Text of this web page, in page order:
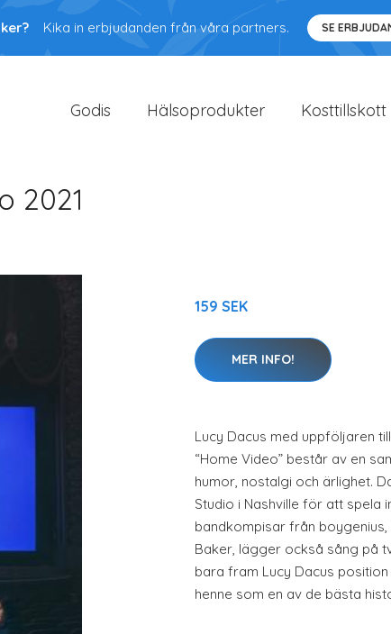
Kika in erbjudanden från våra partners. SE
Godis Hälsoprodukter Kosttillskott
2021
159 SEK
MER INFO!
Lucy Dacus med uppföljaren
“Home Video” består av en
humor, nostalgi och ärlighet.
Studio i Nashville för att spela
bandkompisar från
Baker, lägger också sång på
bara fram Lucy Dacus
henne som en av de bästa